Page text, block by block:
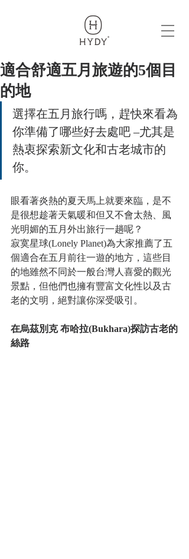
適合舒適五月旅遊的5個目
的地
選擇在五月旅行嗎，趕快來看為
你準備了哪些好去處吧 –尤其是
熱衷探索新文化和古老城市的
你。
眼看著炎熱的夏天馬上就要來臨，是不
是很想趁著天氣暖和但又不會太熱、風
光明媚的五月外出旅行一趟呢？
寂寞星球(Lonely Planet)為大家推薦了五
個適合在五月前往一遊的地方，這些目
的地雖然不同於一般台灣人喜愛的觀光
景點，但他們也擁有豐富文化性以及古
老的文明，絕對讓你深受吸引。
在烏茲別克 布哈拉(Bukhara)探訪古老的
絲路